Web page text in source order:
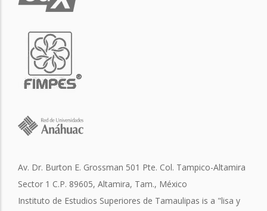
Av. Dr. Burton E. Grossman 501 Pte. Col. Tampico-Altamira
Sector 1 C.P. 89605, Altamira, Tam., México
Instituto de Estudios Superiores de Tamaulipas is a "lisa y